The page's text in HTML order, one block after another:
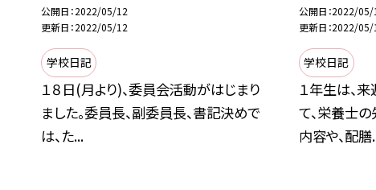
公開日 2022/05/12
更新日 2022/05/12
学校日記
１８日(月より)、委員会活動がはじまり
ました。委員長、副委員長、書記決めで
は、た...
公開日 2022/05/
更新日 2022/05/
学校日記
１年生は、
て、栄養士
内容や、配膳